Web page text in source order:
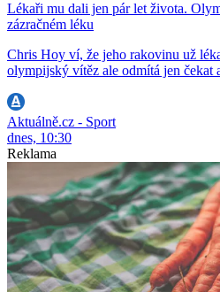
Lékaři mu dali jen pár let života.
zázračném léku
Chris Hoy ví, že jeho rakovinu už
olympijský vítěz ale odmítá jen čekat
Aktuálně.cz - Sport
dnes, 10:30
Reklama